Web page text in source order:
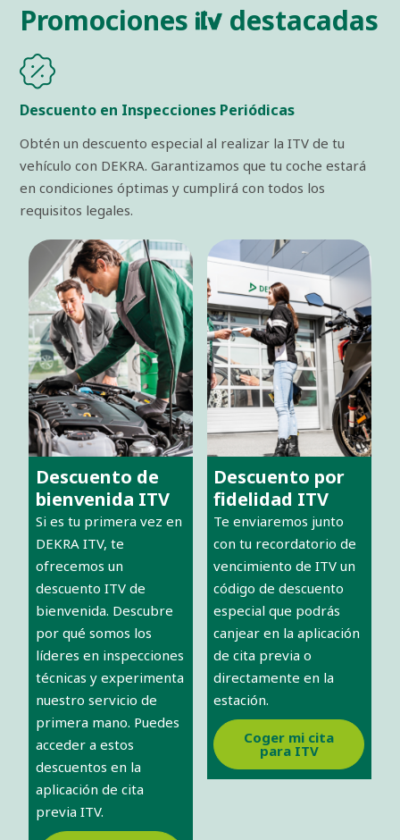
Promociones destacadas
Descuento en Inspecciones Periódicas
Obtén un descuento especial al realizar la ITV de tu
vehículo con DEKRA. Garantizamos que tu coche estará
en condiciones óptimas y cumplirá con todos los
requisitos legales.
Descuento de
bienvenida ITV
Si es tu primera vez en
DEKRA ITV, te
ofrecemos un
descuento ITV de
bienvenida. Descubre
por qué somos los
líderes en inspecciones
técnicas y experimenta
nuestro servicio de
primera mano. Puedes
acceder a estos
descuentos en la
aplicación de cita
previa ITV.
Descuento por
fidelidad ITV
Te enviaremos junto
con tu recordatorio de
vencimiento de ITV un
código de descuento
especial que podrás
canjear en la aplicación
de cita previa o
directamente en la
estación.
Coger mi cita
para ITV